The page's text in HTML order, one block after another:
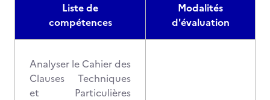
Liste de
compétences
Modalités
d'évaluation
Analyser le Cahier des
Clauses Techniques
et Particulières